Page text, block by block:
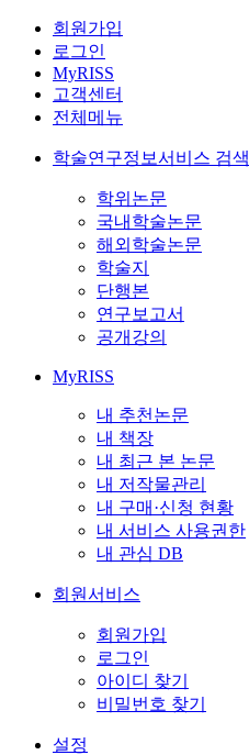
회원가입
로그인
MyRISS
고객센터
전체메뉴
학술연구정보서비스 검색
학위논문
국내학술논문
해외학술논문
학술지
단행본
연구보고서
공개강의
MyRISS
내 추천논문
내 책장
내 최근 본 논문
내 저작물관리
내 구매·신청 현황
내 서비스 사용권한
내 관심 DB
회원서비스
회원가입
로그인
아이디 찾기
비밀번호 찾기
설정